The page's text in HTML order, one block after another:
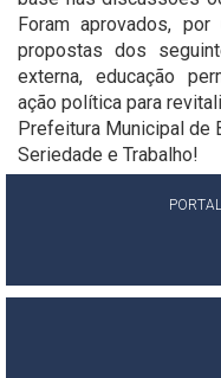
Foram aprovados,
propostas dos
externa, educação
ação política para
Prefeitura Municipal de
Seriedade e Trabalho!